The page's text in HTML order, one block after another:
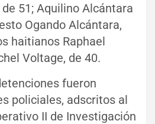
51; Aquilino Alcántara
Ogando Alcántara,
haitianos Raphael
Voltage, de 40.
fueron
policiales, adscritos al
II de Investigación